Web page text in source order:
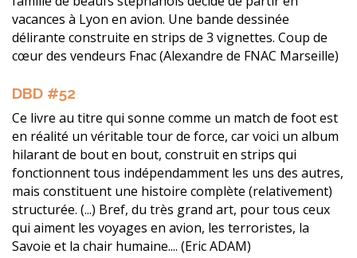
vacances à Lyon en avion. Une bande dessinée
délirante construite en strips de 3 vignettes. Coup de
cœur des vendeurs Fnac (Alexandre de FNAC Marseille)
DBD #52
Ce livre au titre qui sonne comme un match de foot est
en réalité un véritable tour de force, car voici un album
hilarant de bout en bout, construit en strips qui
fonctionnent tous indépendamment les uns des autres,
mais constituent une histoire complète (relativement)
structurée. (...) Bref, du très grand art, pour tous ceux
qui aiment les voyages en avion, les terroristes, la
Savoie et la chair humaine.... (Eric ADAM)